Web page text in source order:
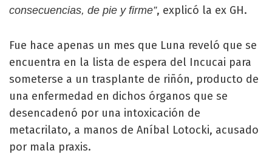
consecuencias, de pie y firme”, explicó la ex GH.
Fue hace apenas un mes que Luna reveló que se
encuentra en la lista de espera del Incucai para
someterse a un trasplante de riñón, producto de
una enfermedad en dichos órganos que se
desencadenó por una intoxicación de
metacrilato, a manos de Aníbal Lotocki, acusado
por mala praxis.